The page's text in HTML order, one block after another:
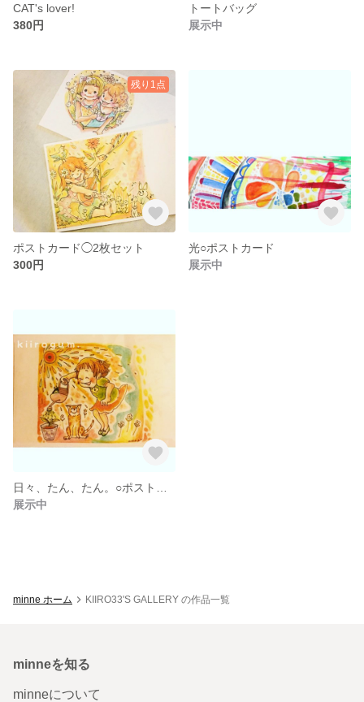
CAT's lover!
380円
トートバッグ
展示中
残り1点
ポストカード◯2枚セット
300円
光○ポストカード
展示中
展示中
minne ホーム KIIRO33'S GALLERY の作品一覧
minneを知る
minneについて